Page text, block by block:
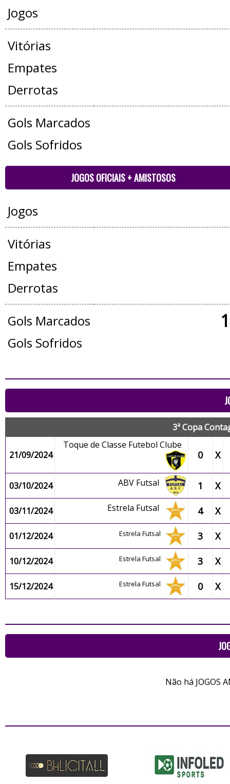
Jogos
Vitórias
Empates
Derrotas
Gols Marcados
Gols Sofridos
JOGOS OFICIAIS + AMISTOSOS
Jogos
Vitórias
Empates
Derrotas
Gols Marcados
Gols Sofridos
3ª Copa
21/09/2024
Toque de Classe Futebol Clube
0 X
03/10/2024 ABV Futsal 1 X
03/11/2024 Estrela Futsal 4 X
01/12/2024 Estrela Futsal 3 X
10/12/2024 Estrela Futsal 3 X
15/12/2024 Estrela Futsal 0 X
Não há JOGOS